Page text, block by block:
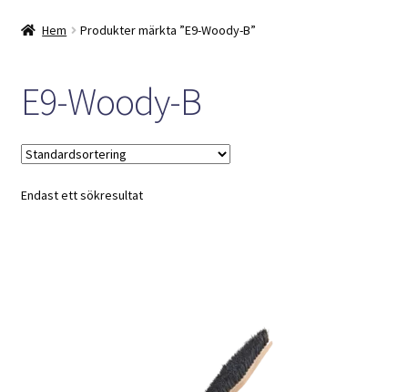
Hem Produkter märkta ”E9-Woody-B”
E9-Woody-B
Endast ett sökresultat